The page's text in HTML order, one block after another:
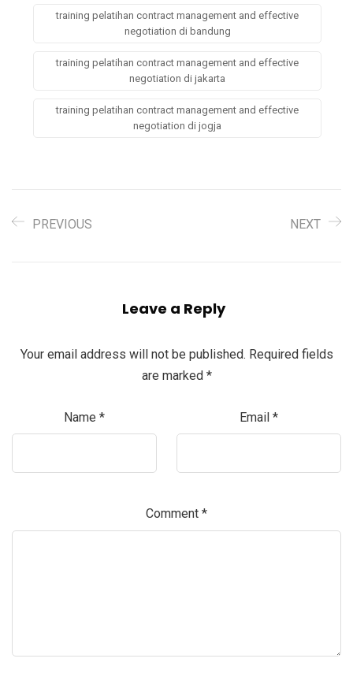
training pelatihan contract management and effective
negotiation di bandung
training pelatihan contract management and effective
negotiation di jakarta
training pelatihan contract management and effective
negotiation di jogja
PREVIOUS NEXT
Leave a Reply
Your email address will not be published. Required fields
are marked *
Name * Email *
Comment *